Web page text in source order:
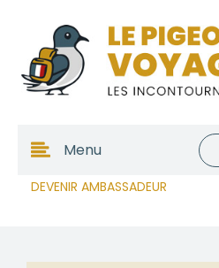
DEVENIR AMBASSADEUR
Menu